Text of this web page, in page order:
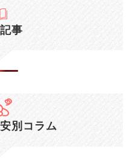
事
別コラム